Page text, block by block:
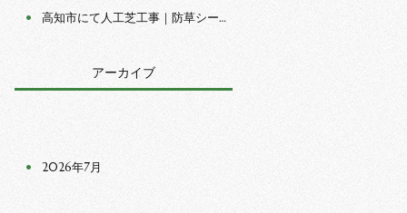
高知市にて人工芝工事｜防草シート施工と人工芝の仮置き 作業
アーカイブ
2026年7月